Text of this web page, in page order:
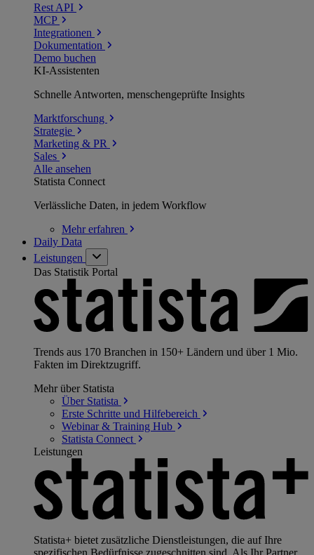
Rest API
MCP
Integrationen
Dokumentation
Demo buchen
KI-Assistenten
Schnelle Antworten, menschengeprüfte Insights
Marktforschung
Strategie
Marketing & PR
Sales
Alle ansehen
Statista Connect
Verlässliche Daten, in jedem Workflow
Mehrerfahren
Daily Data
Leistungen
Das Statistik Portal
Trends aus 170 Branchen in 150+ Ländern und über 1 Mio.
Fakten im Direktzugriff.
Mehr über Statista
Über Statista
Erste Schritte und Hilfebereich
Webinar & Training Hub
Statista Connect
Leistungen
Statista+ bietet zusätzliche Dienstleistungen, die auf Ihre
spezifischen Bedürfnisse zugeschnitten sind. Als Ihr Partner